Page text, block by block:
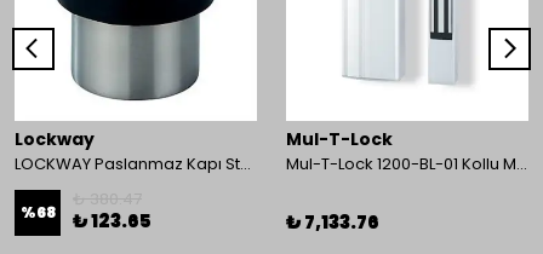
Lockway
LOCKWAY Paslanmaz Kapı Stoperi
%68 ₺ 123.65
Mul-T-Lock
Mul-T-Lock 1200-BL-01 Kollu Manyetik Kilit 272 kg 600 Lbs
₺ 7,133.76